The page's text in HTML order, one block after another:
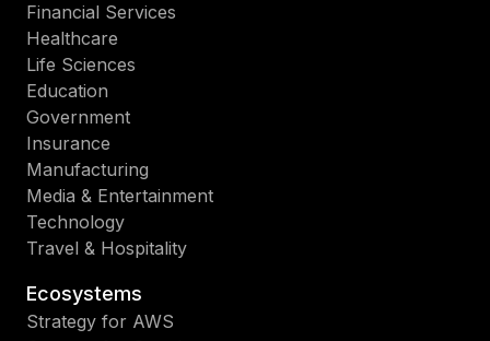
Financial Services
Healthcare
Life Sciences
Education
Government
Insurance
Manufacturing
Media & Entertainment
Technology
Travel & Hospitality
Ecosystems
Strategy for AWS